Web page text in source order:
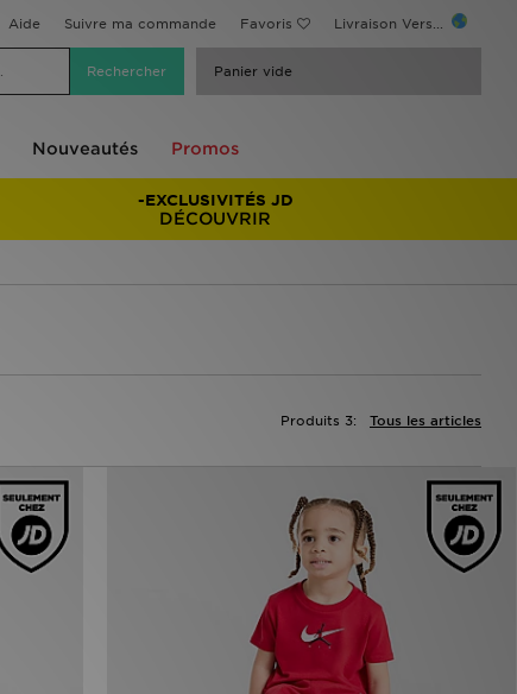
Aide Suivre ma commande Favoris Livraison Vers...
Panier vide
Nouveautés Promos
-EXCLUSIVITÉS JD
DÉCOUVRIR
Tous les articles
Produits 3: